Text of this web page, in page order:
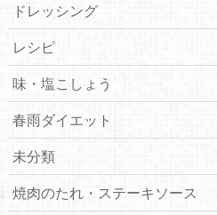
ドレッシング
レシピ
味・塩こしょう
春雨ダイエット
未分類
焼肉のたれ・ステーキソース